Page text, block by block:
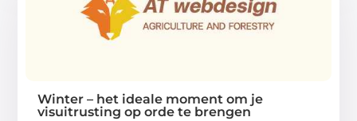
Winter – het ideale moment om je
visuitrusting op orde te brengen